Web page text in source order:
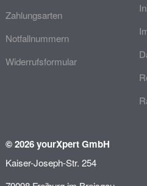
Zahlungsarten
Notfallnummern
Widerrufsformular
© 2026 yourXpert GmbH
Kaiser-Joseph-Str. 254